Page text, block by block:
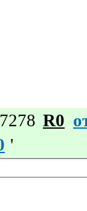
R0
'